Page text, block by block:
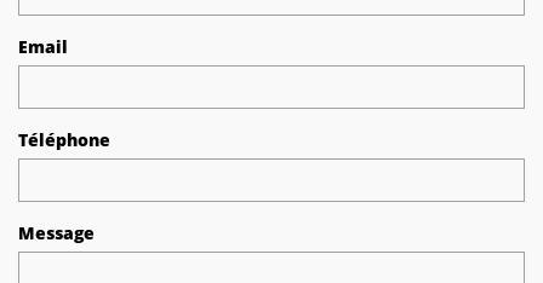
Email
Téléphone
Message